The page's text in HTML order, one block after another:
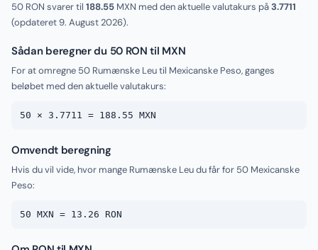
50 RON svarer til 188.55 MXN med den aktuelle valutakurs på3.7711
(opdateret9. August 2026).
Sådan beregner du 50 RON til MXN
For at omregne 50 Rumænske Leu til Mexicanske Peso, ganges
beløbet med den aktuelle valutakurs:
50 × 3.7711 = 188.55 MXN
Omvendt beregning
Hvis du vil vide, hvor mange Rumænske Leu du får for 50 Mexicanske
Peso:
50 MXN = 13.26 RON